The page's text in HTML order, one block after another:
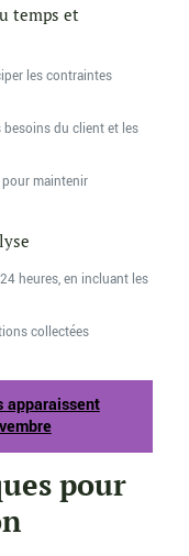
temps et
les contraintes
du client et les
maintenir
heures, en incluant les
collectées
apparaissent
pour